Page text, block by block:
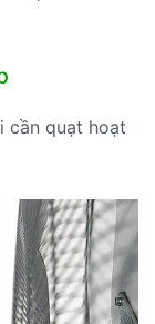
cần quạt hoạt